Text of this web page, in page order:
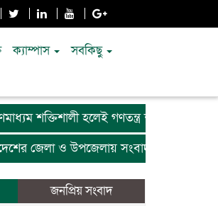
ক্যাম্পাস সবকিছু
শক্তিশালী হলেই গণতন্ত্র শক্তিশালী হবে :
জেলা ও উপজেলায় সংবাদকর্মী
জনপ্রিয় সংবাদ